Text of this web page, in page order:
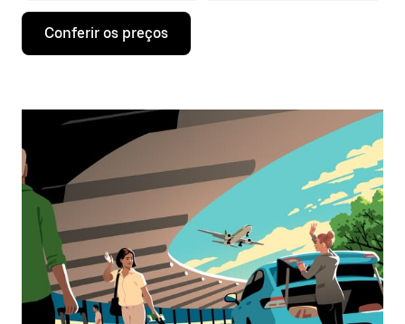
Pressione
seta
interagir
o
calendário
e
selecionar
uma
data.
Pressione
tecla
“ESC”
Conferir os preços